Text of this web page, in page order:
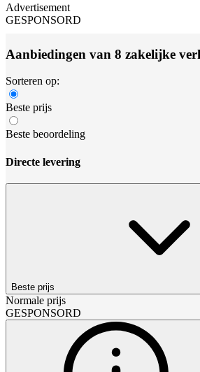
Advertisement
GESPONSORD
Aanbiedingen van 8 zakelijke
Sorteren op:
Beste prijs
Beste beoordeling
Directe levering
Beste prijs
Normale prijs
GESPONSORD